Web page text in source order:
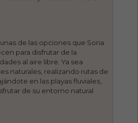
de las opciones que Soria
para disfrutar de la
al aire libre. Ya sea
naturales, realizando rutas de
en las playas fluviales,
de su entorno natural